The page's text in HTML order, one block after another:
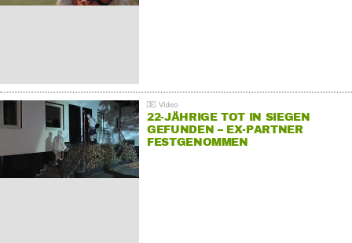
22-JÄHRIGE TOT IN SIEGEN
GEFUNDEN – EX-PARTNER
FESTGENOMMEN